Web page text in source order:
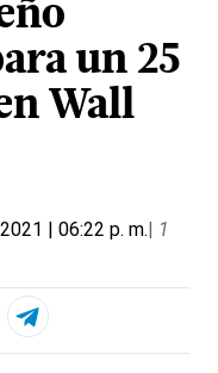
un 25
Wall
| 06:22 p. m.| 1